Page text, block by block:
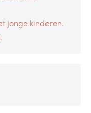
jonge kinderen.